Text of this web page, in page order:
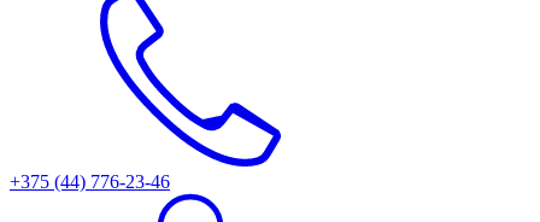
+375 (44) 776-23-46